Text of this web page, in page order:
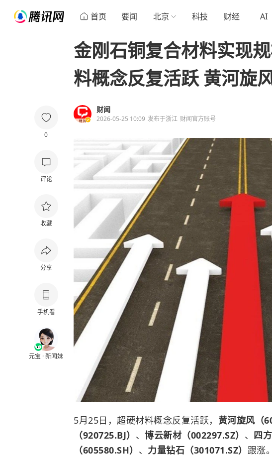
首页 要闻 北京 科技 财经 AI
0
评论
收藏
分享
手机看
元宝 · 新闻妹
金刚石铜复合材料实现
料概念反复活跃 黄河旋
财闻
2026-05-25 10:09 发布于浙江 财闻官方账号
5月25日，超硬材料概念反复活跃， 黄河旋风（
（920725.BJ） 、 博云新材（002297.SZ） 、 四
（605580.SH） 、 力量钻石（301071.SZ） 跟涨。